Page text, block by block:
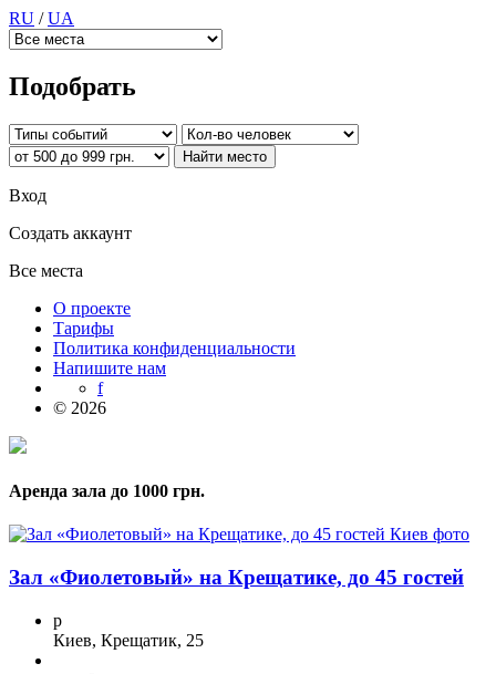
RU /UA
Подобрать
Вход
Создать аккаунт
Все места
О проекте
Тарифы
Политика конфиденциальности
Напишите нам
f
© 2026
Аренда зала до 1000 грн.
Зал «Фиолетовый» на Крещатике, до 45 гостей
p
Киев, Крещатик, 25